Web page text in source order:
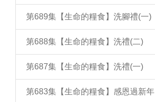
第689集【生命的糧食】洗腳禮(一)
第688集【生命的糧食】洗禮(二)
第687集【生命的糧食】洗禮(一)
第683集【生命的糧食】感恩過新年